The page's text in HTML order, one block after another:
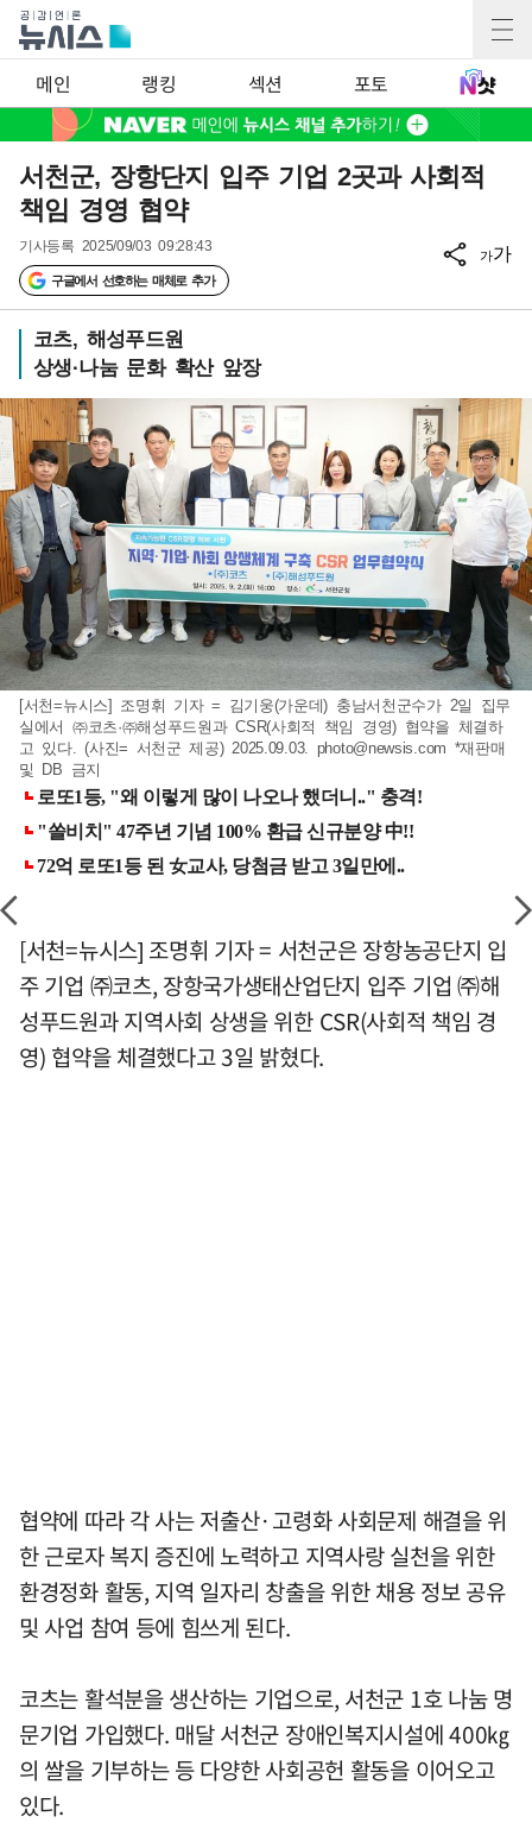
메인 랭킹 섹션 포토
서천군, 장항단지 입주 기업 2곳과 사회적
책임 경영 협약
기사등록 2025/09/03 09:28:43
구글에서 선호하는 매체로 추가
가가
코츠, 해성푸드원
상생·나눔 문화 확산 앞장
[서천=뉴시스] 조명휘 기자 = 김기웅(가운데) 충남서천군수가 2일 집무
실에서 ㈜코츠·㈜해성푸드원과 CSR(사회적 책임 경영) 협약을 체결하
고 있다. (사진= 서천군 제공) 2025.09.03. photo@newsis.com *재판매
및 DB 금지
[서천=뉴시스] 조명휘 기자 = 서천군은 장항농공단지 입
주 기업 ㈜코츠, 장항국가생태산업단지 입주 기업 ㈜해
성푸드원과 지역사회 상생을 위한 CSR(사회적 책임 경
영) 협약을 체결했다고 3일 밝혔다.
협약에 따라 각 사는 저출산·고령화 사회문제 해결을 위
한 근로자 복지 증진에 노력하고 지역사랑 실천을 위한
환경정화 활동, 지역 일자리 창출을 위한 채용 정보 공유
및 사업 참여 등에 힘쓰게 된다.
코츠는 활석분을 생산하는 기업으로, 서천군 1호 나눔 명
문기업 가입했다. 매달 서천군 장애인복지시설에 400㎏
의 쌀을 기부하는 등 다양한 사회공헌 활동을 이어오고
있다.